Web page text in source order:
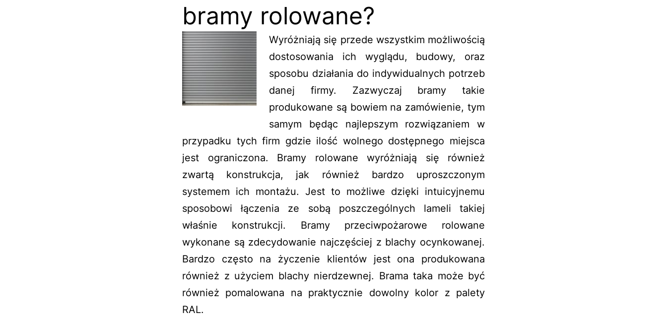
bramy rolowane?
Wyróżniają się przede wszystkim możliwością
dostosowania ich wyglądu, budowy, oraz
sposobu działania do indywidualnych potrzeb
danej firmy. Zazwyczaj bramy takie
produkowane są bowiem na zamówienie, tym
samym będąc najlepszym rozwiązaniem w
przypadku tych firm gdzie ilość wolnego dostępnego miejsca
jest ograniczona. Bramy rolowane wyróżniają się również
zwartą konstrukcja, jak również bardzo uproszczonym
systemem ich montażu. Jest to możliwe dzięki intuicyjnemu
sposobowi łączenia ze sobą poszczególnych lameli takiej
właśnie konstrukcji. Bramy przeciwpożarowe rolowane
wykonane są zdecydowanie najczęściej z blachy ocynkowanej.
Bardzo często na życzenie klientów jest ona produkowana
również z użyciem blachy nierdzewnej. Brama taka może być
również pomalowana na praktycznie dowolny kolor z palety
RAL.